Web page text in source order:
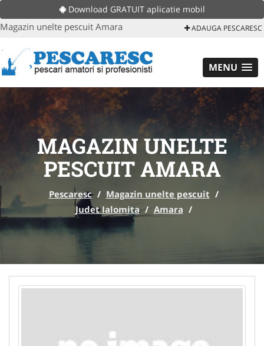
Download GRATUIT aplicatie mobil
Magazin unelte pescuit Amara ADAUGA PESCARESC
MENU
MAGAZIN UNELTE
PESCUIT AMARA
Pescaresc / Magazin unelte pescuit /
Judet Ialomita / Amara /